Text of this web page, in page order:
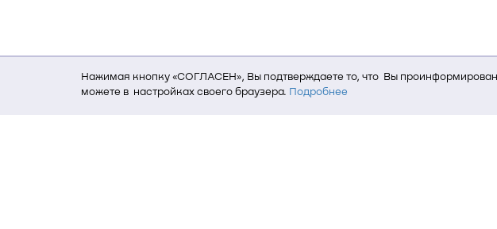
Нажимая кнопку «СОГЛАСЕН», Вы подтверждаете то, что Вы
можете в настройках своего браузера. Подробнее